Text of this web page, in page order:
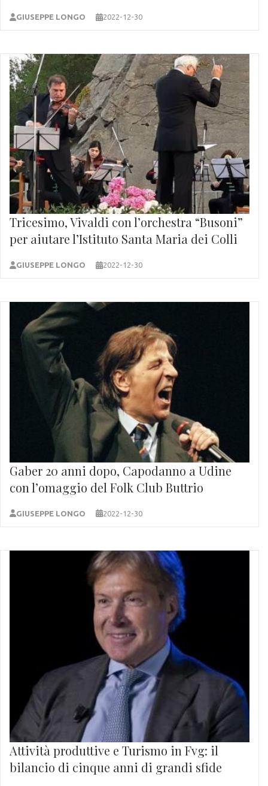
GIUSEPPE LONGO 2022-12-30
Tricesimo, Vivaldi con l’orchestra “Busoni”
per aiutare l’Istituto Santa Maria dei Colli
GIUSEPPE LONGO 2022-12-30
Gaber 20 anni dopo, Capodanno a Udine
con l’omaggio del Folk Club Buttrio
GIUSEPPE LONGO 2022-12-30
Attività produttive e Turismo in Fvg: il
bilancio di cinque anni di grandi sfide